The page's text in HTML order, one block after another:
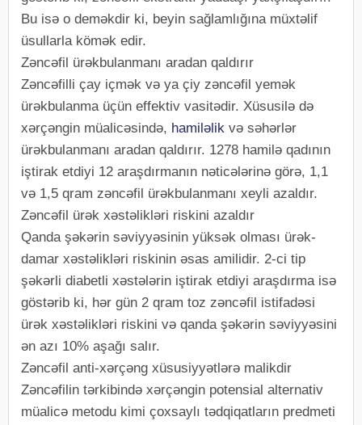
Bu isə o deməkdir ki, beyin sağlamlığına müxtəlif
üsullarla kömək edir.
Zəncəfil ürəkbulanmanı aradan qaldırır
Zəncəfilli çay içmək və ya çiy zəncəfil yemək
ürəkbulanma üçün effektiv vasitədir. Xüsusilə də
xərçəngin müalicəsində, hamiləlik və səhərlər
ürəkbulanmanı aradan qaldırır. 1278 hamilə qadının
iştirak etdiyi 12 araşdırmanın nəticələrinə görə, 1,1
və 1,5 qram zəncəfil ürəkbulanmanı xeyli azaldır.
Zəncəfil ürək xəstəlikləri riskini azaldır
Qanda şəkərin səviyyəsinin yüksək olması ürək-
damar xəstəlikləri riskinin əsas amilidir. 2-ci tip
şəkərli diabetli xəstələrin iştirak etdiyi araşdırma isə
göstərib ki, hər gün 2 qram toz zəncəfil istifadəsi
ürək xəstəlikləri riskini və qanda şəkərin səviyyəsini
ən azı 10% aşağı salır.
Zəncəfil anti-xərçəng xüsusiyyətlərə malikdir
Zəncəfilin tərkibində xərçəngin potensial alternativ
müalicə metodu kimi çoxsaylı tədqiqatların predmeti